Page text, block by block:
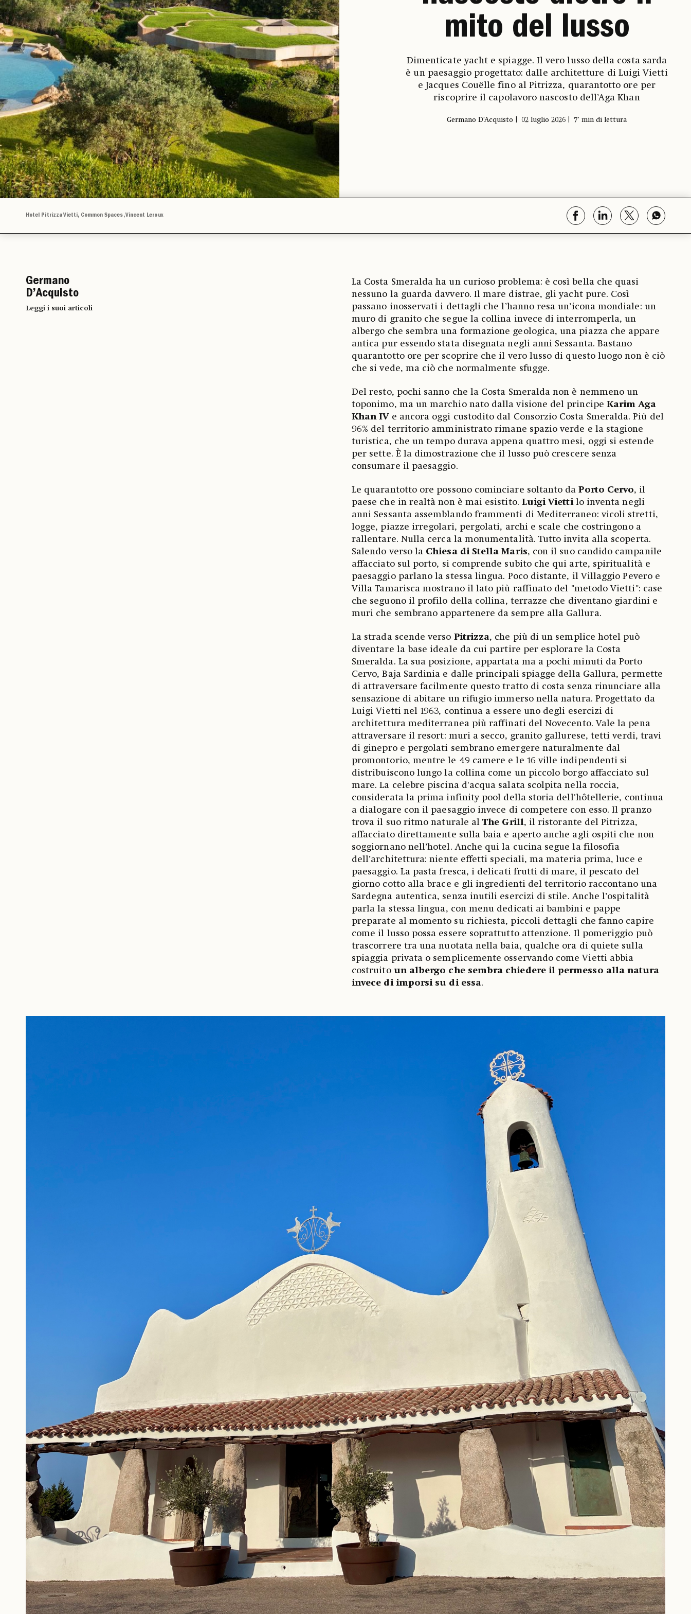
mito del lusso
Dimenticate yacht e spiagge. Il vero lusso della costa sarda
è un paesaggio progettato: dalle architetture di Luigi Vietti
e Jacques Couëlle fino al Pitrizza, quarantotto ore per
riscoprire il capolavoro nascosto dell’Aga Khan
Germano D’Acquisto 02 luglio 2026 7' min di lettura
Hotel Pitrizza Vietti, Common Spaces, Vincent Leroux
Germano
D’Acquisto
Leggi i suoi articoli
La Costa Smeralda ha un curioso problema: è così bella che quasi
nessuno la guarda davvero. Il mare distrae, gli yacht pure. Così
passano inosservati i dettagli che l’hanno resa un’icona mondiale: un
muro di granito che segue la collina invece di interromperla, un
albergo che sembra una formazione geologica, una piazza che appare
antica pur essendo stata disegnata negli anni Sessanta. Bastano
quarantotto ore per scoprire che il vero lusso di questo luogo non è ciò
che si vede, ma ciò che normalmente sfugge.
Del resto, pochi sanno che la Costa Smeralda non è nemmeno un
toponimo, ma un marchio nato dalla visione del principe Karim Aga
Khan IVe ancora oggi custodito dal Consorzio Costa Smeralda. Più del
96% del territorio amministrato rimane spazio verde e la stagione
turistica, che un tempo durava appena quattro mesi, oggi si estende
per sette. È la dimostrazione che il lusso può crescere senza
consumare il paesaggio.
Le quarantotto ore possono cominciare soltanto daPorto Cervo, il
paese che in realtà non è mai esistito. Luigi Viettilo inventa negli
anni Sessanta assemblando frammenti di Mediterraneo: vicoli stretti,
logge, piazze irregolari, pergolati, archi e scale che costringono a
rallentare. Nulla cerca la monumentalità. Tutto invita alla scoperta.
Salendo verso la Chiesa di Stella Maris, con il suo candido campanile
affacciato sul porto, si comprende subito che qui arte, spiritualità e
paesaggio parlano la stessa lingua. Poco distante, il Villaggio Pevero e
Villa Tamarisca mostrano il lato più raffinato del "metodo Vietti": case
che seguono il profilo della collina, terrazze che diventano giardini e
muri che sembrano appartenere da sempre alla Gallura.
La strada scende verso Pitrizza, che più di un semplice hotel può
diventare la base ideale da cui partire per esplorare la Costa
Smeralda. La sua posizione, appartata ma a pochi minuti da Porto
Cervo, Baja Sardinia e dalle principali spiagge della Gallura, permette
di attraversare facilmente questo tratto di costa senza rinunciare alla
sensazione di abitare un rifugio immerso nella natura. Progettato da
Luigi Vietti nel 1963, continua a essere uno degli esercizi di
architettura mediterranea più raffinati del Novecento. Vale la pena
attraversare il resort: muri a secco, granito gallurese, tetti verdi, travi
di ginepro e pergolati sembrano emergere naturalmente dal
promontorio, mentre le 49 camere e le 16 ville indipendenti si
distribuiscono lungo la collina come un piccolo borgo affacciato sul
mare. La celebre piscina d'acqua salata scolpita nella roccia,
considerata la prima infinity pool della storia dell'hôtellerie, continua
a dialogare con il paesaggio invece di competere con esso. Il pranzo
trova il suo ritmo naturale alThe Grill, il ristorante del Pitrizza,
affacciato direttamente sulla baia e aperto anche agli ospiti che non
soggiornano nell’hotel. Anche qui la cucina segue la filosofia
dell’architettura: niente effetti speciali, ma materia prima, luce e
paesaggio. La pasta fresca, i delicati frutti di mare, il pescato del
giorno cotto alla brace e gli ingredienti del territorio raccontano una
Sardegna autentica, senza inutili esercizi di stile. Anche l’ospitalità
parla la stessa lingua, con menu dedicati ai bambini e pappe
preparate al momento su richiesta, piccoli dettagli che fanno capire
come il lusso possa essere soprattutto attenzione. Il pomeriggio può
trascorrere tra una nuotata nella baia, qualche ora di quiete sulla
spiaggia privata o semplicemente osservando come Vietti abbia
costruito un albergo che sembra chiedere il permesso alla natura
invece di imporsi su di essa.